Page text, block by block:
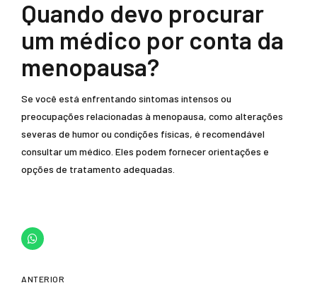
Quando devo procurar
um médico por conta da
menopausa?
Se você está enfrentando sintomas intensos ou
preocupações relacionadas à menopausa, como alterações
severas de humor ou condições físicas, é recomendável
consultar um médico. Eles podem fornecer orientações e
opções de tratamento adequadas.
ANTERIOR